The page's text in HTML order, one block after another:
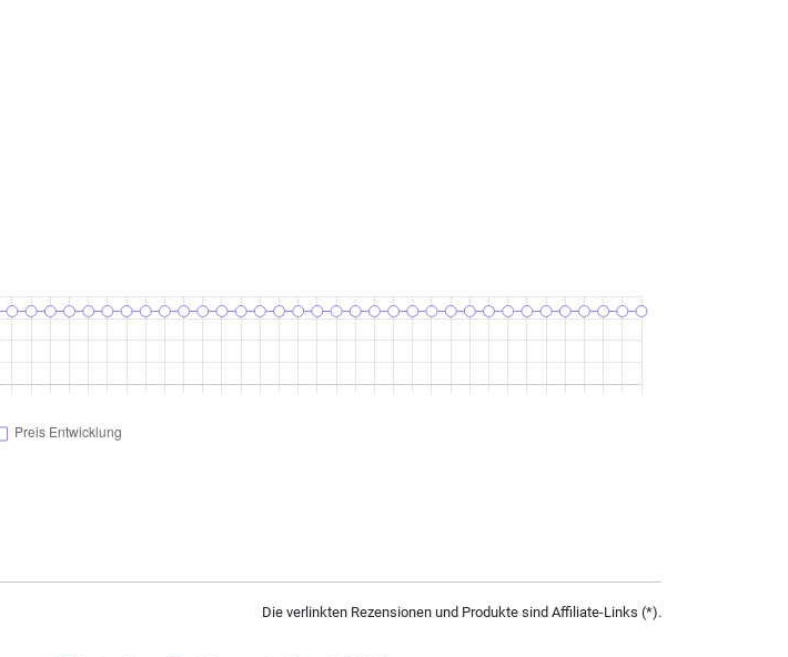
Die verlinkten Rezensionen und Produkte sind Affiliate-Links (*).